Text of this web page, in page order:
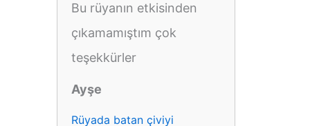
Bu rüyanın etkisinden
çıkamamıştım çok
teşekkürler
Ayşe
Rüyada batan çiviyi